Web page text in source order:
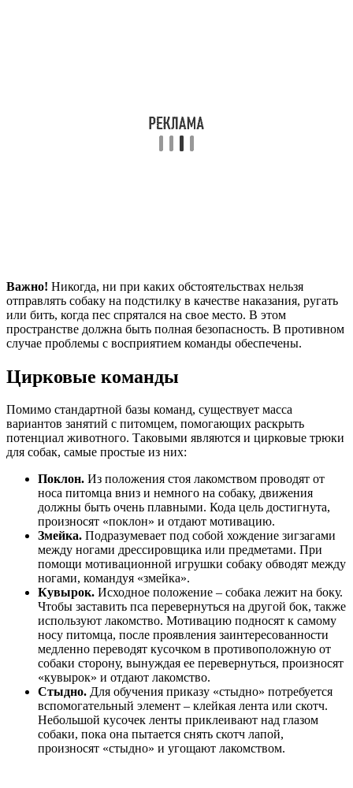
Важно! Никогда, ни при каких обстоятельствах нельзя
отправлять собаку на подстилку в качестве наказания, ругать
или бить, когда пес спрятался на свое место. В этом
пространстве должна быть полная безопасность. В противном
случае проблемы с восприятием команды обеспечены.
Цирковые команды
Помимо стандартной базы команд, существует масса
вариантов занятий с питомцем, помогающих раскрыть
потенциал животного. Таковыми являются и цирковые трюки
для собак, самые простые из них:
Поклон. Из положения стоя лакомством проводят от
носа питомца вниз и немного на собаку, движения
должны быть очень плавными. Кода цель достигнута,
произносят «поклон» и отдают мотивацию.
Змейка. Подразумевает под собой хождение зигзагами
между ногами дрессировщика или предметами. При
помощи мотивационной игрушки собаку обводят между
ногами, командуя «змейка».
Кувырок. Исходное положение – собака лежит на боку.
Чтобы заставить пса перевернуться на другой бок, также
используют лакомство. Мотивацию подносят к самому
носу питомца, после проявления заинтересованности
медленно переводят кусочком в противоположную от
собаки сторону, вынуждая ее перевернуться, произносят
«кувырок» и отдают лакомство.
Стыдно. Для обучения приказу «стыдно» потребуется
вспомогательный элемент – клейкая лента или скотч.
Небольшой кусочек ленты приклеивают над глазом
собаки, пока она пытается снять скотч лапой,
произносят «стыдно» и угощают лакомством.